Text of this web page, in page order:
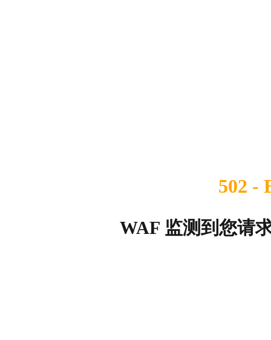
502 -
WAF 监测到您请